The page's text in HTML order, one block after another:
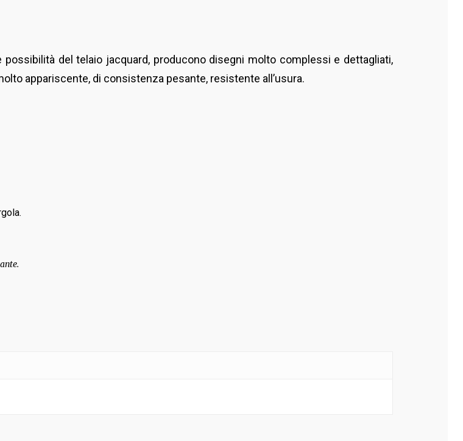
del telaio jacquard, producono disegni molto complessi e dettagliati,
appariscente, di consistenza pesante, resistente all’usura.